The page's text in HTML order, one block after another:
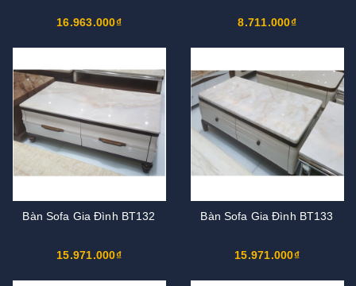
16.963.000₫ 8.711.000₫
Bàn Sofa Gia Đình BT132
15.971.000₫
Bàn Sofa Gia Đình BT133
15.971.000₫